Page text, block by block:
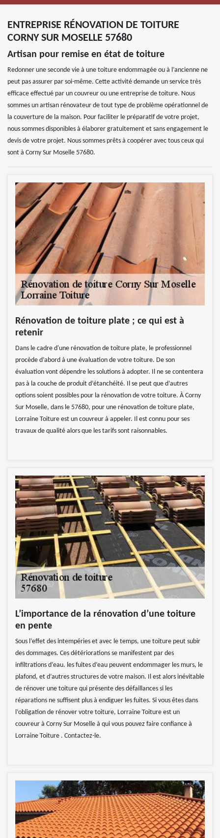
ENTREPRISE RÉNOVATION DE TOITURE
CORNY SUR MOSELLE 57680
Artisan pour remise en état de toiture
Redonner une seconde vie à une toiture endommagée ou à l’ancienne ne
peut pas assurer par soi-même. Cette activité demande un service très
efficace effectué par un couvreur ou une entreprise de toiture. Nous
sommes un artisan rénovateur de tout type de problème opérationnel de
la couverture de la maison. Pour faciliter le préparatif de votre projet,
nous sommes disponibles à élaborer gratuitement et sans engagement le
devis de votre projet. Nous sommes prêts à coopérer avec tous ceux qui
sont à Corny Sur Moselle 57680.
Rénovation de toiture plate ; ce qui est à
retenir
Dans le cadre d'une rénovation de toiture plate, le professionnel
procède d’abord à une évaluation de votre toiture. De son
évaluation vont dépendre les solutions à adopter. Il ne se contentera
pas à la couche de produit d’étanchéité. Il se peut que d’autres
options soient possibles pour la rénovation de votre toiture. À Corny
Sur Moselle, dans le 57680, pour une rénovation de toiture plate,
Lorraine Toiture est un couvreur à appeler. Il est connu pour ses
travaux de qualité alors que les tarifs sont raisonnables.
L’importance de la rénovation d’une toiture
en pente
Sous l’effet des intempéries et avec le temps, une toiture peut subir
des dommages. Ces détériorations se manifestent par des
infiltrations d’eau. les fuites d’eau peuvent endommager les murs, le
plafond, et d’autres structures de votre maison. Il est alors inévitable
de rénover une toiture qui présente des défaillances si les
réparations ne suffisent plus à endiguer les fuites. Si vous êtes dans
l’obligation de rénover votre toiture, Lorraine Toiture est un
couvreur à Corny Sur Moselle à qui vous pouvez faire confiance à
Lorraine Toiture . Contactez-le.